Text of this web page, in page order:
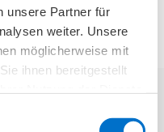
unsere Partner für
weiter. Unsere
möglicherweise mit
ihnen bereitgestellt